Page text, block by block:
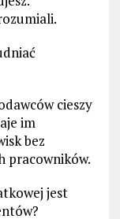
cieszy
im
bez
pracowników.
jest